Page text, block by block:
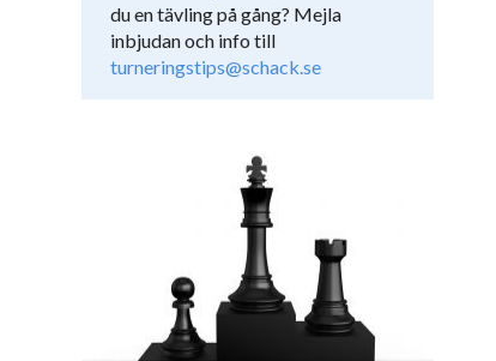
du en tävling på gång? Mejla
inbjudan och info till
turneringstips@schack.se